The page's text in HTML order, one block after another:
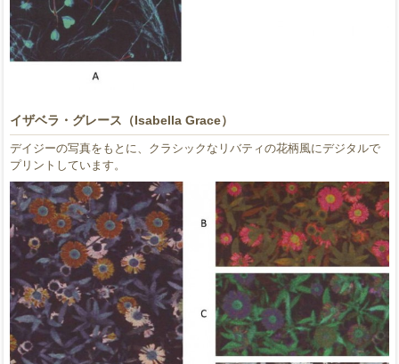
イザベラ・グレース（Isabella Grace）
デイジーの写真をもとに、クラシックなリバティの花柄風にデジタルで
プリントしています。